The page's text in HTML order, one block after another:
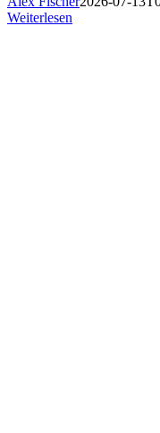
Weiterlesen